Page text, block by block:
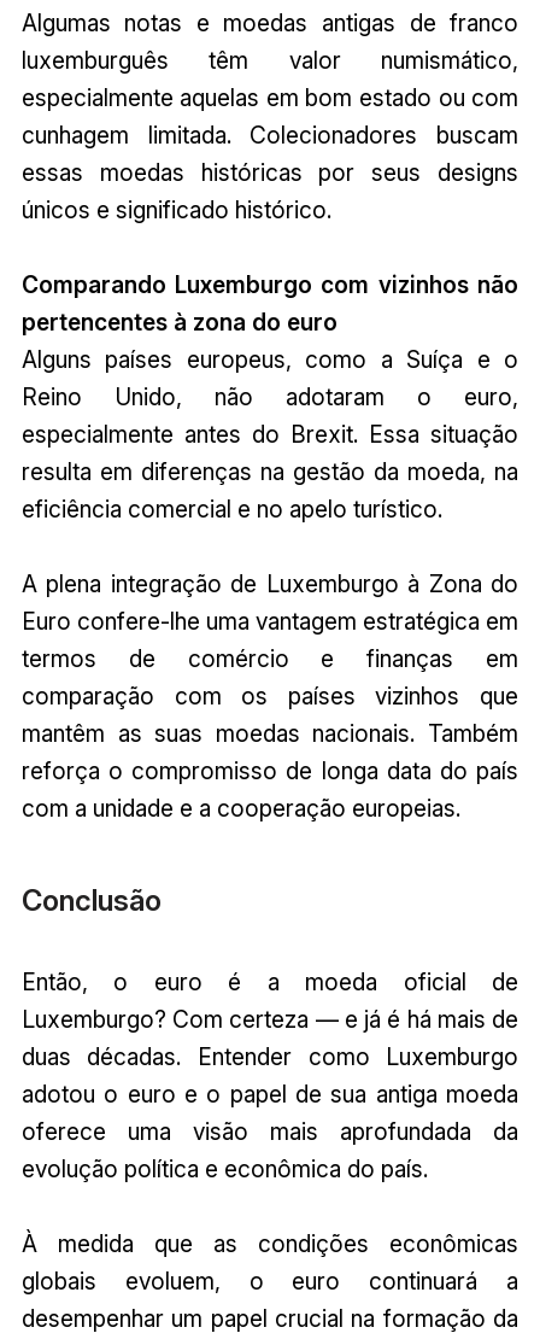
Algumas notas e moedas antigas de franco
luxemburguês têm valor numismático,
especialmente aquelas em bom estado ou com
cunhagem limitada. Colecionadores buscam
essas moedas históricas por seus designs
únicos e significado histórico.
Comparando Luxemburgo com vizinhos não
pertencentes à zona do euro
Alguns países europeus, como a Suíça e o
Reino Unido, não adotaram o euro,
especialmente antes do Brexit. Essa situação
resulta em diferenças na gestão da moeda, na
eficiência comercial e no apelo turístico.
A plena integração de Luxemburgo à Zona do
Euro confere-lhe uma vantagem estratégica em
termos de comércio e finanças em
comparação com os países vizinhos que
mantêm as suas moedas nacionais. Também
reforça o compromisso de longa data do país
com a unidade e a cooperação europeias.
Conclusão
Então, o euro é a moeda oficial de
Luxemburgo? Com certeza — e já é há mais de
duas décadas. Entender como Luxemburgo
adotou o euro e o papel de sua antiga moeda
oferece uma visão mais aprofundada da
evolução política e econômica do país.
À medida que as condições econômicas
globais evoluem, o euro continuará a
desempenhar um papel crucial na formação da